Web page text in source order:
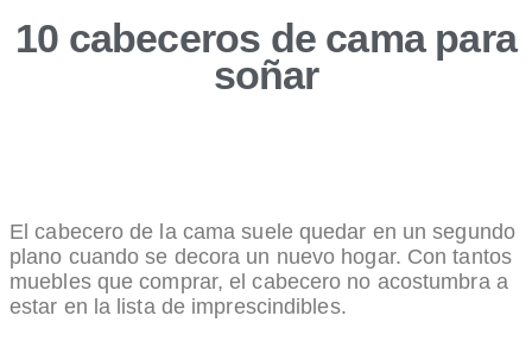
10 cabeceros de cama para
soñar
El cabecero de la cama suele quedar en un segundo
plano cuando se decora un nuevo hogar. Con tantos
muebles que comprar, el cabecero no acostumbra a
estar en la lista de imprescindibles.